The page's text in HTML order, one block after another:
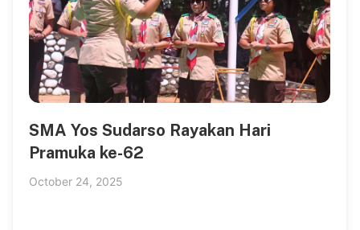
SMA Yos Sudarso Rayakan Hari
Pramuka ke-62
October 24, 2025